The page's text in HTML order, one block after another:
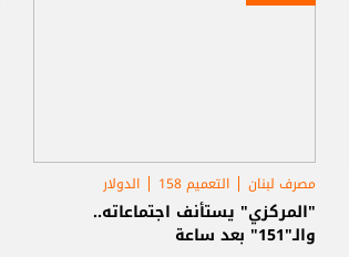
مصرف لبنان التعميم 158 الدولار
"المركزي" يستأنف اجتماعاته..
والـ"151" بعد ساعة